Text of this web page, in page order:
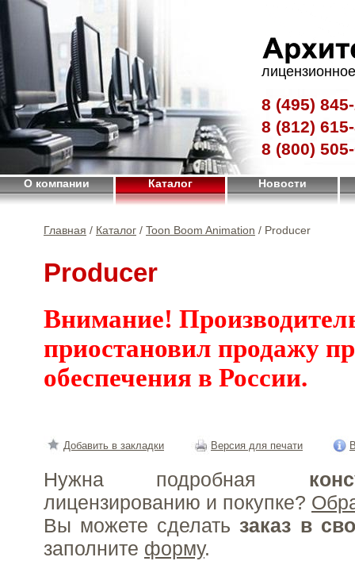
8 (495)
8 (812)
8 (800)
О компании Каталог Новости
Главная / Каталог / Toon Boom Animation / Producer
Producer
Внимание!
приостановил продажу
обеспечения в России.
Добавить в закладки Версия для печати
Нужна подробная
лицензированию и покупке?
Вы можете сделать заказ в
заполните форму.